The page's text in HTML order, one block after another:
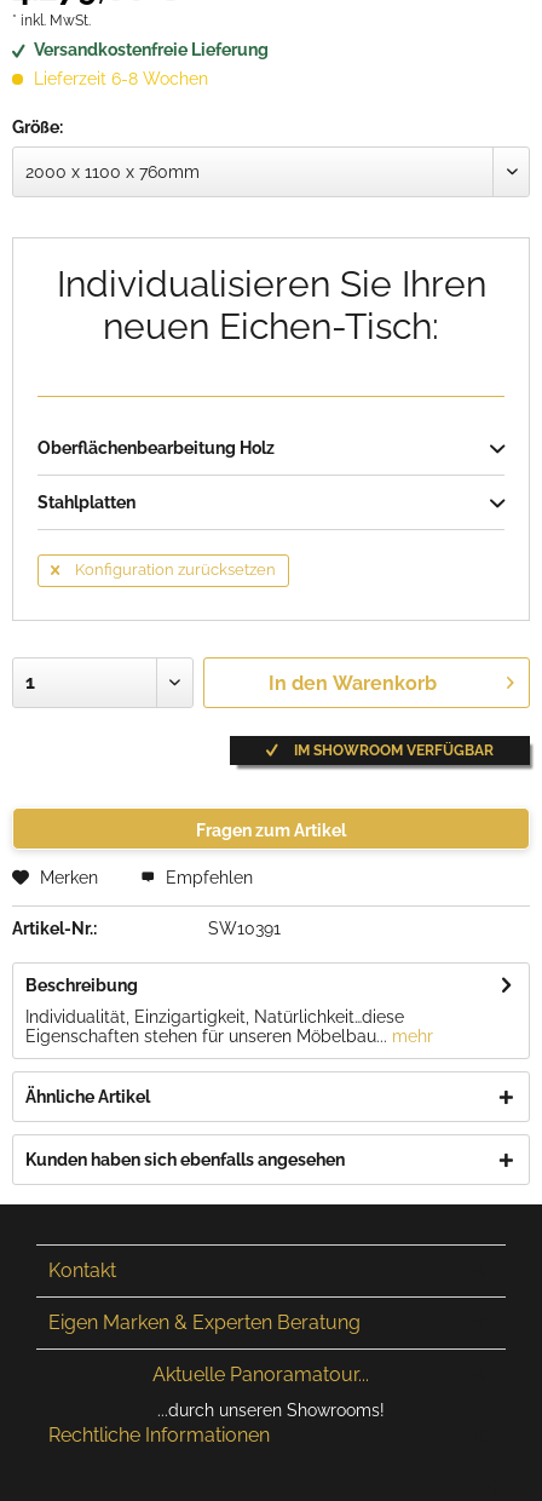
* inkl. MwSt.
Versandkostenfreie Lieferung
Lieferzeit 6-8 Wochen
Größe:
Individualisieren Sie Ihren
neuen Eichen-Tisch:
Oberflächenbearbeitung Holz
Stahlplatten
Konfiguration zurücksetzen
In den Warenkorb
IM SHOWROOM VERFÜGBAR
Fragen zum Artikel
Merken Empfehlen
Artikel-Nr.: SW10391
Beschreibung
Individualität, Einzigartigkeit, Natürlichkeit…diese
Eigenschaften stehen für unseren Möbelbau... mehr
Ähnliche Artikel
Kunden haben sich ebenfalls angesehen
Kontakt
Eigen Marken & Experten Beratung
Aktuelle Panoramatour...
...durch unseren Showrooms!
Rechtliche Informationen